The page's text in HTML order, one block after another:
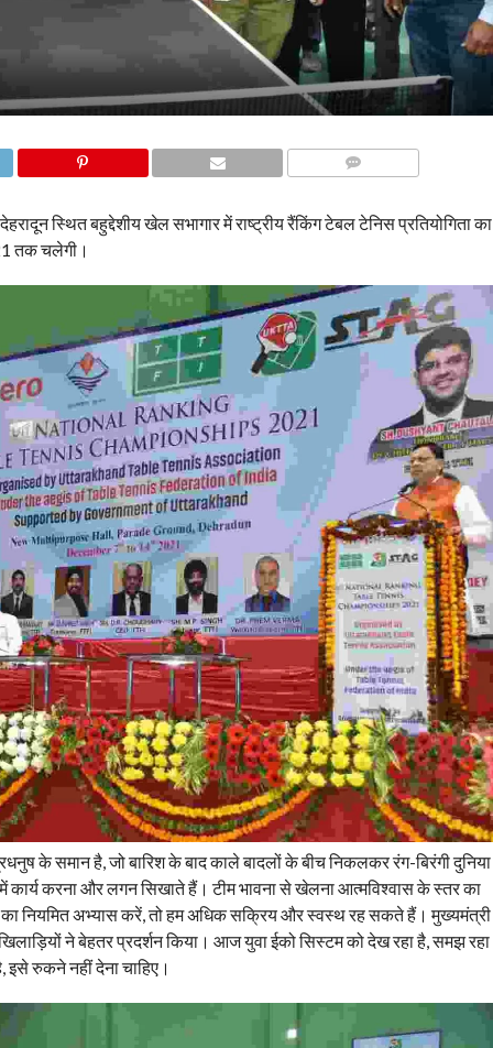
स्थित बहुद्देशीय खेल सभागार में राष्ट्रीय रैंकिंग टेबल टेनिस प्रतियोगिता का
तक चलेगी।
के समान है, जो बारिश के बाद काले बादलों के बीच निकलकर रंग-बिरंगी दुनिया
करना और लगन सिखाते हैं। टीम भावना से खेलना आत्मविश्वास के स्तर का
का नियमित अभ्यास करें, तो हम अधिक सक्रिय और स्वस्थ रह सकते हैं। मुख्यमंत्री
ने बेहतर प्रदर्शन किया। आज युवा ईको सिस्टम को देख रहा है, समझ रहा
रुकने नहीं देना चाहिए।